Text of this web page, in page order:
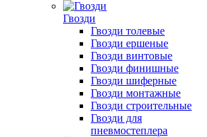
Гвозди
Гвозди толевые
Гвозди ершеные
Гвозди винтовые
Гвозди финишные
Гвозди шиферные
Гвозди монтажные
Гвозди строительные
Гвозди для
пневмостеплера